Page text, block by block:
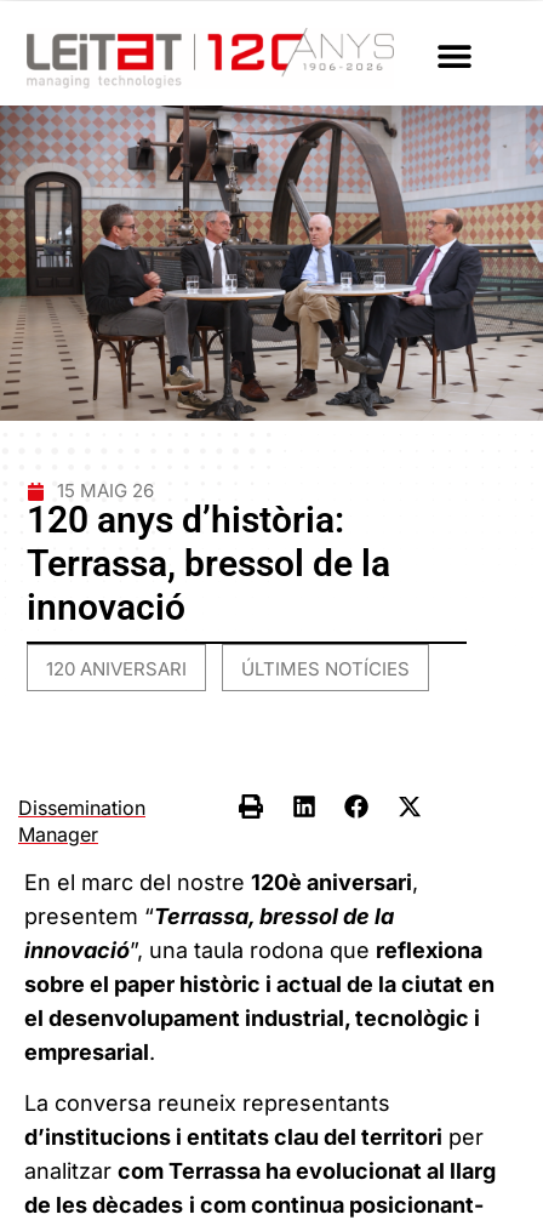
15 MAIG 26
120 anys d’història:
Terrassa, bressol de la
innovació
120 ANIVERSARI ÚLTIMES NOTÍCIES
Dissemination
Manager
En el marc del nostre 120è aniversari,
presentem “Terrassa, bressol de la
innovació”, una taula rodona que reflexiona
sobre el paper històric i actual de la ciutat en
el desenvolupament industrial, tecnològic i
empresarial.
La conversa reuneix representants
d’institucions i entitats clau del territori per
analitzar com Terrassa ha evolucionat al llarg
de les dècades i com continua posicionant-